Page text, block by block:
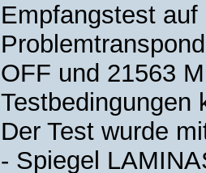
Empfangstest
OFF und 21563
Testbedingungen
Der Test wurde
- Spiegel